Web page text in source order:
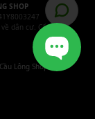
SHOP
dân cư. Cấp ngày
Lông Shop.